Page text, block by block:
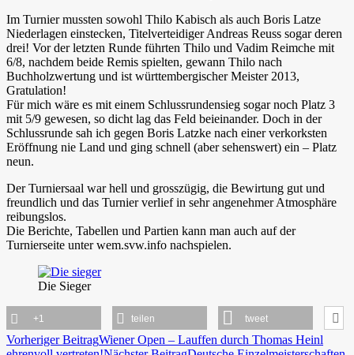
Im Turnier mussten sowohl Thilo Kabisch als auch Boris Latze
Niederlagen einstecken, Titelverteidiger Andreas Reuss sogar deren
drei! Vor der letzten Runde führten Thilo und Vadim Reimche mit
6/8, nachdem beide Remis spielten, gewann Thilo nach
Buchholzwertung und ist württembergischer Meister 2013,
Gratulation!
Für mich wäre es mit einem Schlussrundensieg sogar noch Platz 3
mit 5/9 gewesen, so dicht lag das Feld beieinander. Doch in der
Schlussrunde sah ich gegen Boris Latzke nach einer verkorksten
Eröffnung nie Land und ging schnell (aber sehenswert) ein – Platz
neun.
Der Turniersaal war hell und grosszügig, die Bewirtung gut und
freundlich und das Turnier verlief in sehr angenehmer Atmosphäre
reibungslos.
Die Berichte, Tabellen und Partien kann man auch auf der
Turnierseite unter wem.svw.info nachspielen.
Die Sieger
+1 teilen tweet
Beitragsnavigation
Vorheriger BeitragWiener Open – Lauffen durch Thomas Heinl